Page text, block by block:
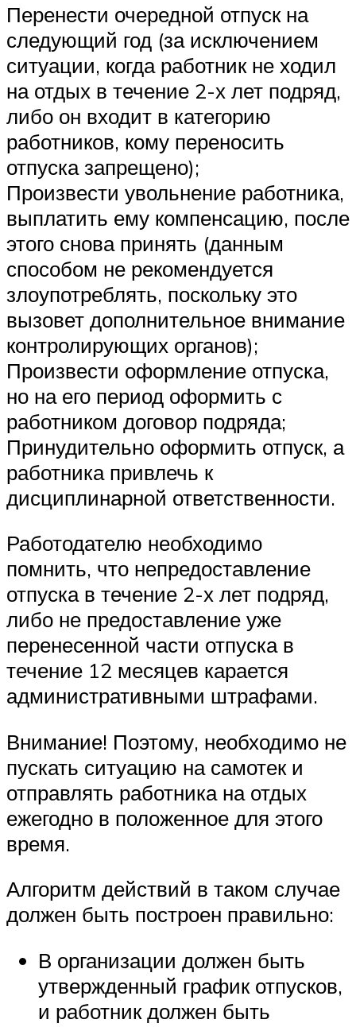
Перенести очередной отпуск на
следующий год (за исключением
ситуации, когда работник не ходил
на отдых в течение 2-х лет подряд,
либо он входит в категорию
работников, кому переносить
отпуска запрещено);
Произвести увольнение работника,
выплатить ему компенсацию, после
этого снова принять (данным
способом не рекомендуется
злоупотреблять, поскольку это
вызовет дополнительное внимание
контролирующих органов);
Произвести оформление отпуска,
но на его период оформить с
работником договор подряда;
Принудительно оформить отпуск, а
работника привлечь к
дисциплинарной ответственности.
Работодателю необходимо
помнить, что непредоставление
отпуска в течение 2-х лет подряд,
либо не предоставление уже
перенесенной части отпуска в
течение 12 месяцев карается
административными штрафами.
Внимание! Поэтому, необходимо не
пускать ситуацию на самотек и
отправлять работника на отдых
ежегодно в положенное для этого
время.
Алгоритм действий в таком случае
должен быть построен правильно:
В организации должен быть
утвержденный график отпусков,
и работник должен быть